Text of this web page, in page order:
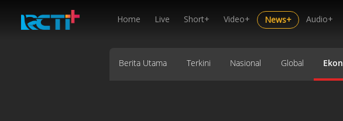
Home Live Short+ Video+ News+ Audio+
Berita Utama Terkini Nasional Global